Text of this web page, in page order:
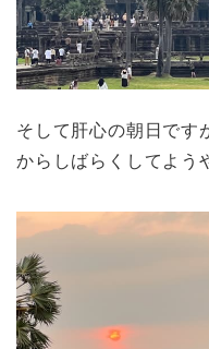
そして肝心の朝日です
からしばらくしてよう